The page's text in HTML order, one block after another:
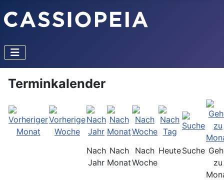
Terminkalender
Nach
Jahr
Nach
Monat
Nach
Woche
HeuteSuche
zu